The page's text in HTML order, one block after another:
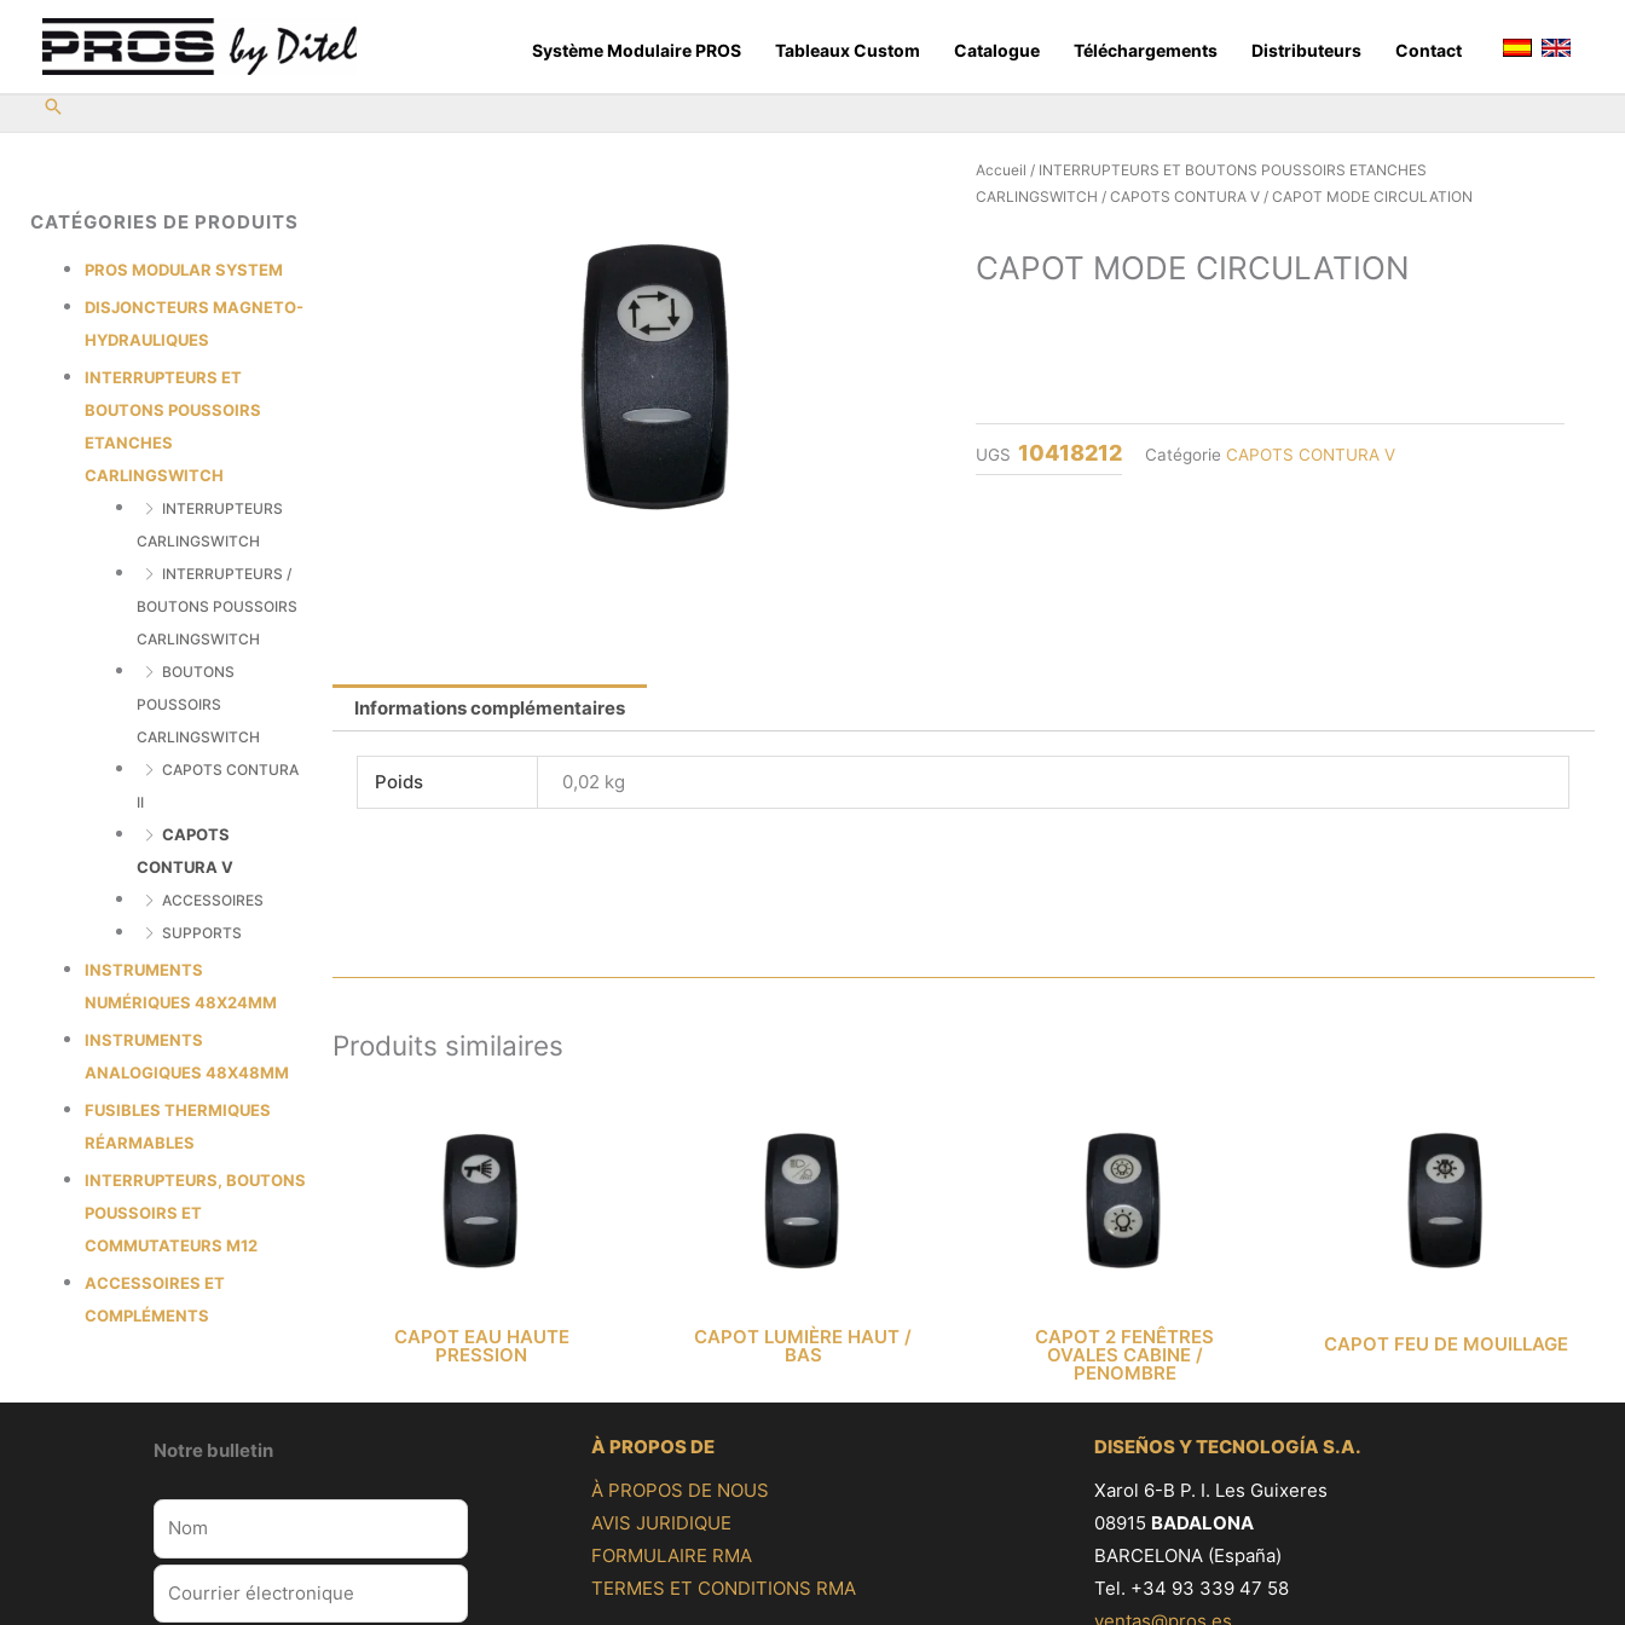
contenu
Système Modulaire PROS Tableaux Custom Catalogue Téléchargements Distributeurs Contact
CATÉGORIES DE PRODUITS
PROS MODULAR SYSTEM
DISJONCTEURS MAGNETO-
HYDRAULIQUES
INTERRUPTEURS ET
BOUTONS POUSSOIRS
ETANCHES
CARLINGSWITCH
INTERRUPTEURS
CARLINGSWITCH
INTERRUPTEURS /
BOUTONS POUSSOIRS
CARLINGSWITCH
BOUTONS
POUSSOIRS
CARLINGSWITCH
CAPOTS CONTURA
II
CAPOTS
CONTURA V
ACCESSOIRES
SUPPORTS
INSTRUMENTS
NUMÉRIQUES 48X24MM
INSTRUMENTS
ANALOGIQUES 48X48MM
FUSIBLES THERMIQUES
RÉARMABLES
INTERRUPTEURS, BOUTONS
POUSSOIRS ET
COMMUTATEURS M12
ACCESSOIRES ET
COMPLÉMENTS
Accueil / INTERRUPTEURS ET BOUTONS POUSSOIRS ETANCHES
CARLINGSWITCH /CAPOTS CONTURA V / CAPOT MODE CIRCULATION
CAPOT MODE CIRCULATION
UGS 10418212 Catégorie CAPOTS CONTURA V
Informations complémentaires
Poids 0,02 kg
Produits similaires
CAPOT EAU HAUTE
PRESSION
CAPOT LUMIÈRE HAUT /
BAS
CAPOT 2 FENÊTRES
OVALES CABINE /
PENOMBRE
CAPOT FEU DE MOUILLAGE
Notre bulletin
À PROPOS DE
À PROPOS DE NOUS
AVIS JURIDIQUE
FORMULAIRE RMA
TERMES ET CONDITIONS RMA
DISEÑOS Y TECNOLOGÍA S.A.
Xarol 6-B P. I. Les Guixeres
08915 BADALONA
BARCELONA (España)
Tel. +34 93 339 47 58
ventas@pros.es